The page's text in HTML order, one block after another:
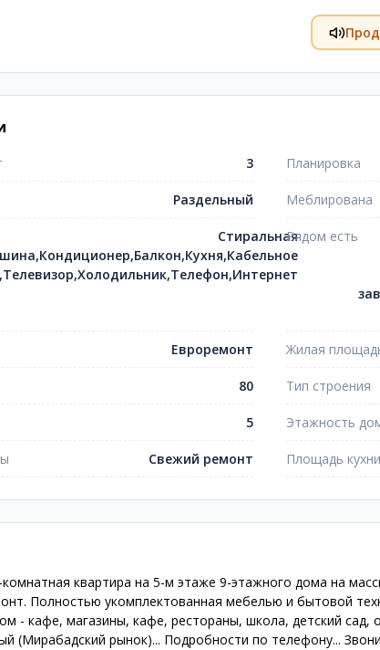
3 Планировка
Раздельный Меблирована
СтиральнаяРядом есть
Евроремонт Жилая
80 Тип строения
5 Этажность
Свежий ремонт Площадь кухни
комнатная квартира на 5-м этаже 9-этажного дома на
Полностью укомплектованная мебелью и бытовой
- кафе, магазины, кафе, рестораны, школа, детский сад,
(Мирабадский рынок)... Подробности по телефону...